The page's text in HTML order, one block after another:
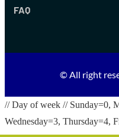
FAQ
© All right
// Day of week // Sunday=0,
Wednesday=3, Thursday=4,